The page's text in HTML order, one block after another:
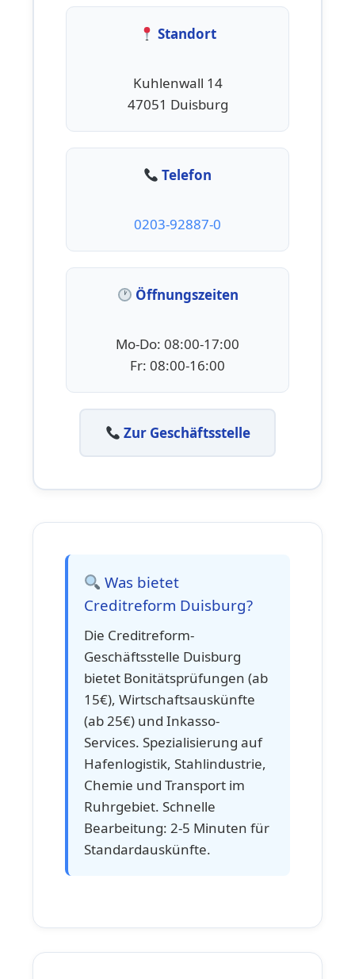
Standort
Kuhlenwall 14
47051 Duisburg
Telefon
0203-92887-0
Öffnungszeiten
Mo-Do: 08:00-17:00
Fr: 08:00-16:00
Zur Geschäftsstelle
Was bietet
Creditreform Duisburg?
Die Creditreform-
Geschäftsstelle Duisburg
bietet Bonitätsprüfungen (ab
15€), Wirtschaftsauskünfte
(ab 25€) und Inkasso-
Services. Spezialisierung auf
Hafenlogistik, Stahlindustrie,
Chemie und Transport im
Ruhrgebiet. Schnelle
Bearbeitung: 2-5 Minuten für
Standardauskünfte.